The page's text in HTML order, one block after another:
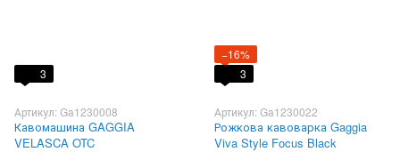
3
Артикул: Ga1230008
Кавомашина GAGGIA
VELASCA OTC
−16%
3
Артикул: Ga1230022
Рожкова кавоварка Gaggia
Viva Style Focus Black